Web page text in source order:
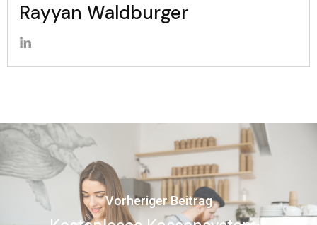
Rayyan Waldburger
Vorheriger Beitrag